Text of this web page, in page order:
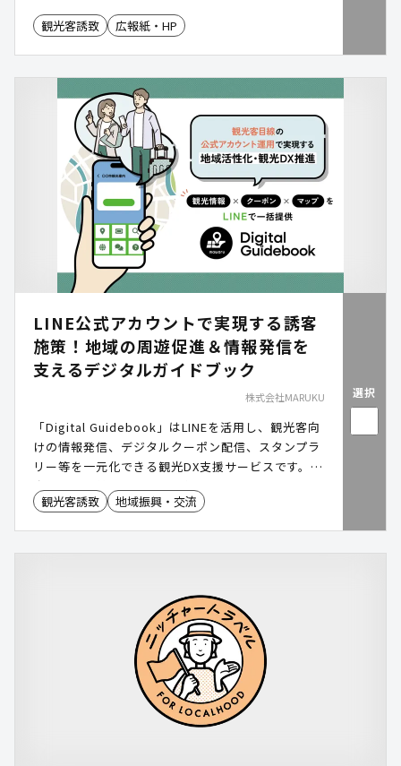
築をサポートします。
観光客誘致
広報紙・HP
LINE公式アカウントで実現する誘客
施策！地域の周遊促進＆情報発信を
支えるデジタルガイドブック
株式会社MARUKU
「Digital Guidebook」はLINEを活用し、観光客向
けの情報発信、デジタルクーポン配信、スタンプラ
リー等を一元化できる観光DX支援サービスです。観
光情報の提供だけでなく、位置情報・行動データを
活用したマーケティングや、地域事業者との連携ま
観光客誘致 地域振興・交流
選択